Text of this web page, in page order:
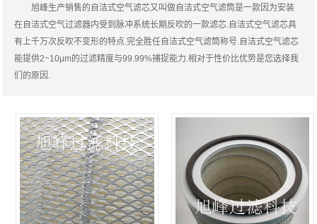
旭峰生产销售的自洁式空气滤芯又叫做自洁式空气滤筒是一款因为安装
在自洁式空气过滤器内受到脉冲系统长期反吹的一款滤芯.自洁式空气滤芯具
有上千万次反吹不变形的特点.完全胜任自洁式空气滤筒称号.自洁式空气滤芯
能提供2~10μm的过滤精度与99.99%捕捉能力.相对于性价比优势是您选择我
们的原因.